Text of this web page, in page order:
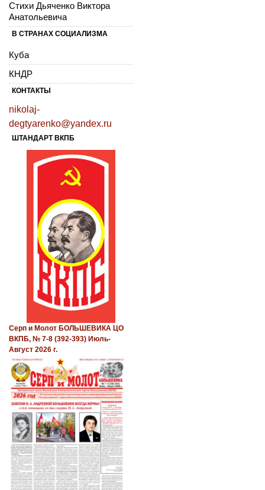
Стихи Дьяченко Виктора
Анатольевича
В СТРАНАХ СОЦИАЛИЗМА
Куба
КНДР
КОНТАКТЫ
nikolaj-
degtyarenko@yandex.ru
ШТАНДАРТ ВКПБ
Серп и Молот БОЛЬШЕВИКА ЦО
ВКПБ, № 7-8 (392-393) Июль-
Август 2026 г.